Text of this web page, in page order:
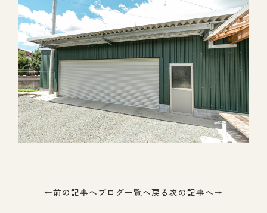
←前の記事へ ブログ一覧へ戻る 次の記事へ→